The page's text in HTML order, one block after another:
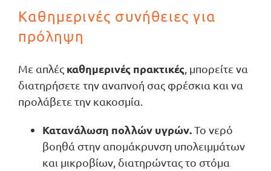
Καθημερινές συνήθειες για
πρόληψη
Με απλές καθημερινές πρακτικές, μπορείτε να
διατηρήσετε την αναπνοή σας φρέσκια και να
προλάβετε την κακοσμία.
Κατανάλωση πολλών υγρών.Το νερό
βοηθά στην απομάκρυνση υπολειμμάτων
και μικροβίων, διατηρώντας το στόμα